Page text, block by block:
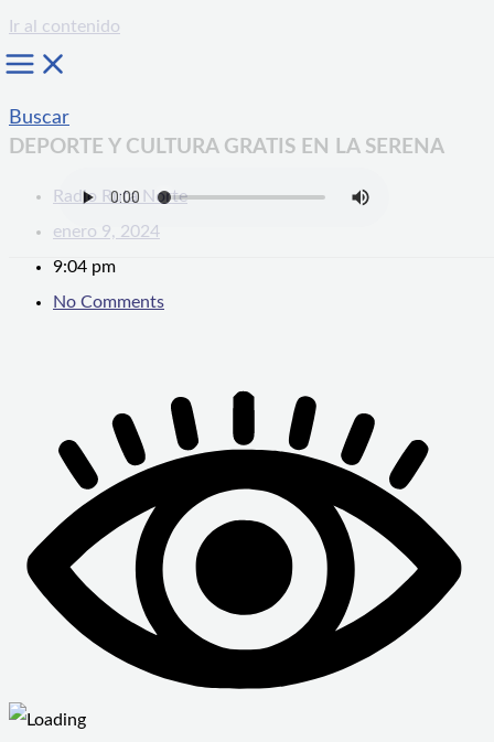
Ir al contenido
Buscar
DEPORTE Y CULTURA GRATIS EN LA SERENA
Radio Ruta Norte
enero 9, 2024
9:04 pm
No Comments